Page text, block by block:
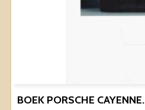
BOEK PORSCHE CAYENNE.